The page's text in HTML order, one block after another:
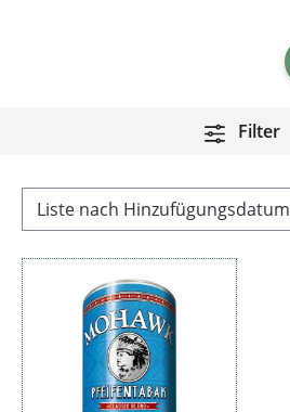
Filter